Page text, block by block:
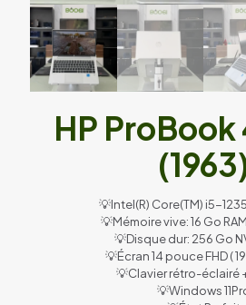
HP ProBook
💡Intel(R) Core(TM) i5-
💡Mémoire vive: 16 Go
💡Disque dur: 256 Go
💡Écran 14 pouce FHD (
💡Clavier rétro-éclairé
💡Windows